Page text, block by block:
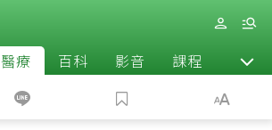
醫療 百科 影音 課程 退休